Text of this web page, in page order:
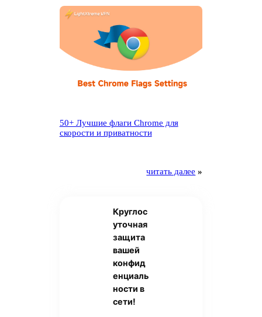
50+ Лучшие флаги Chrome для
скорости и приватности
читать далее »
Круглос
уточная
защита
вашей
конфид
енциаль
ности в
сети!